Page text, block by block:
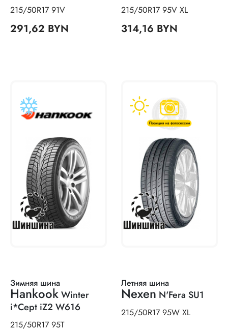
215/50R17 91V
291,62 BYN
215/50R17 95V XL
314,16 BYN
Зимняя шина
HankookWinter
i*Cept iZ2 W616
215/50R17 95T
Летняя шина
Nexen N'Fera SU1
215/50R17 95W XL